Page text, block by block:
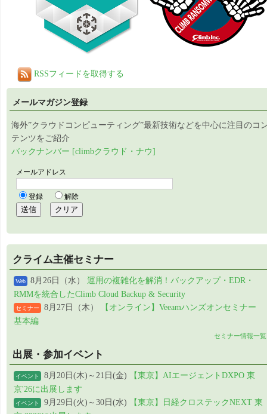
RSSフィードを取得する
メールマガジン登録
海外”クラウドコンピューティング”最新技術などを中心に注目のコ
テンツをご紹介
バックナンバー [climbクラウド・ナウ]
クライム主催セミナー
Web 8月26日（水） 運用の複雑化を解消！バックアップ・EDR・
RMMを統合したClimb Cloud Backup & Security
セミナー 8月27日（木）
【オンライン】Veeamハンズオンセミナー
基本編
セミナー情報一覧
出展・参加イベント
イベント 8月20日(木)～21日(金)
【東京】AIエージェントDXPO 東
京'26に出展します
イベント 9月29日(火)～30日(水)
【東京】日経クロステックNEXT 東